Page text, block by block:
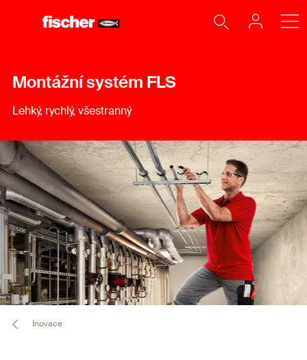
Montážní systém FLS
Lehký, rychlý, všestranný
Inovace